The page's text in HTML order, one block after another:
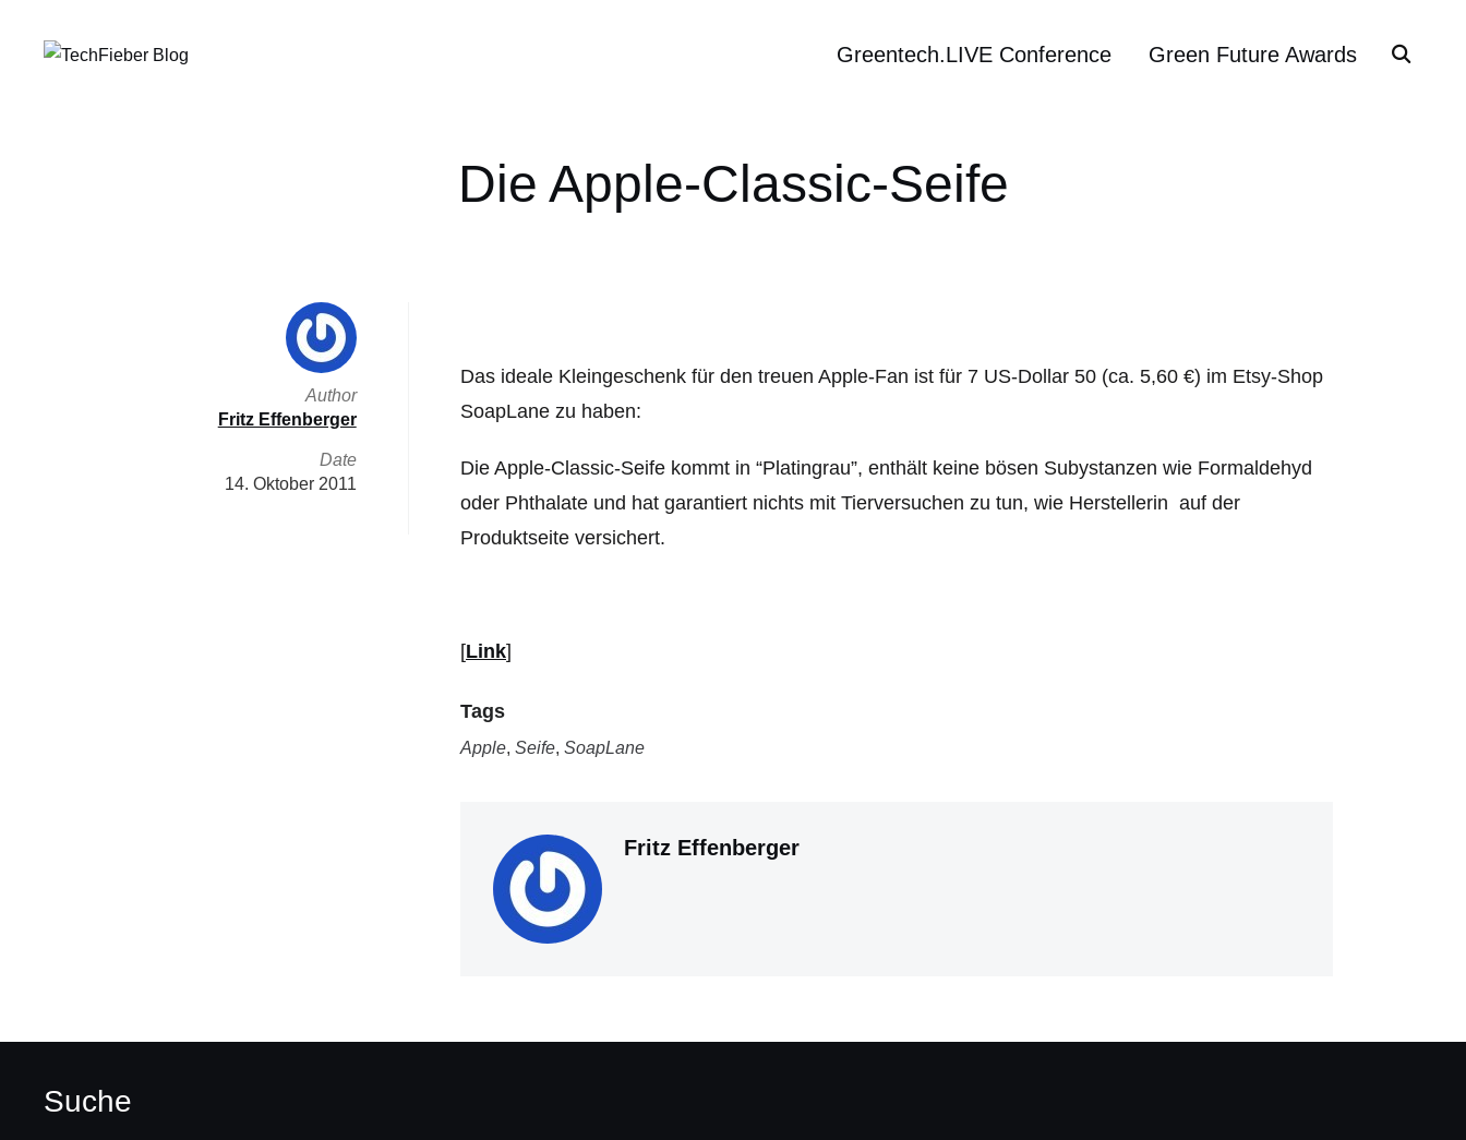
Greentech.LIVE Conference Green Future Awards
Die Apple-Classic-Seife
Das ideale Kleingeschenk für den treuen Apple-Fan ist für 7 US-Dollar 50 (ca. 5,60 €) im Etsy-Shop
SoapLane zu haben:
Die Apple-Classic-Seife kommt in “Platingrau”, enthält keine bösen Subystanzen wie Formaldehyd
oder Phthalate und hat garantiert nichts mit Tierversuchen zu tun, wie Herstellerin auf der
Produktseite versichert.
[Link]
Tags
Apple, Seife, SoapLane
Fritz Effenberger
Author
Fritz Effenberger
Date
14. Oktober 2011
Suche